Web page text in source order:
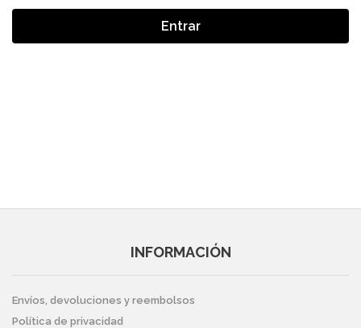
Entrar
INFORMACIÓN
Envíos, devoluciones y reembolsos
Política de privacidad